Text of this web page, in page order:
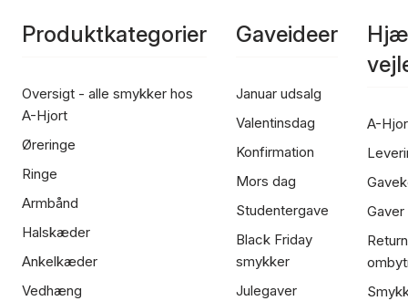
Produktkategorier
Oversigt - alle smykker hos
A-Hjort
Øreringe
Ringe
Armbånd
Halskæder
Ankelkæder
Vedhæng
Gaveideer
Januar udsalg
Valentinsdag
Konfirmation
Mors dag
Studentergave
Black Friday
smykker
Julegaver
A-